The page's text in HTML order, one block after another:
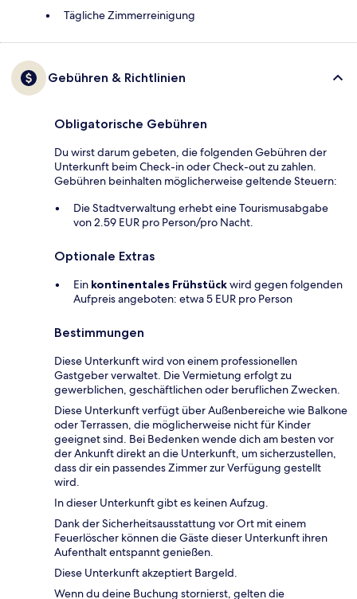
Tägliche Zimmerreinigung
Gebühren & Richtlinien
Obligatorische Gebühren
Du wirst darum gebeten, die folgenden Gebühren der
Unterkunft beim Check-in oder Check-out zu zahlen.
Gebühren beinhalten möglicherweise geltende Steuern:
Die Stadtverwaltung erhebt eine Tourismusabgabe
von 2.59 EUR pro Person/pro Nacht.
Optionale Extras
Ein kontinentales Frühstückwird gegen folgenden
Aufpreis angeboten: etwa 5 EUR pro Person
Bestimmungen
Diese Unterkunft wird von einem professionellen
Gastgeber verwaltet. Die Vermietung erfolgt zu
gewerblichen, geschäftlichen oder beruflichen Zwecken.
Diese Unterkunft verfügt über Außenbereiche wie Balkone
oder Terrassen, die möglicherweise nicht für Kinder
geeignet sind. Bei Bedenken wende dich am besten vor
der Ankunft direkt an die Unterkunft, um sicherzustellen,
dass dir ein passendes Zimmer zur Verfügung gestellt
wird.
In dieser Unterkunft gibt es keinen Aufzug.
Dank der Sicherheitsausstattung vor Ort mit einem
Feuerlöscher können die Gäste dieser Unterkunft ihren
Aufenthalt entspannt genießen.
Diese Unterkunft akzeptiert Bargeld.
Wenn du deine Buchung stornierst, gelten die